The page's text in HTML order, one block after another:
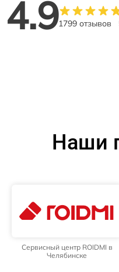
4.91799 отзывов
Наши
Сервисный центр ROIDMI в
Челябинске